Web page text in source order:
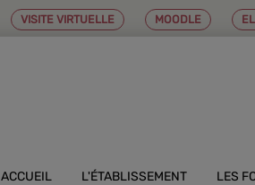
VISITE VIRTUELLE MOODLE
ACCUEIL L'ÉTABLISSEMENT LES